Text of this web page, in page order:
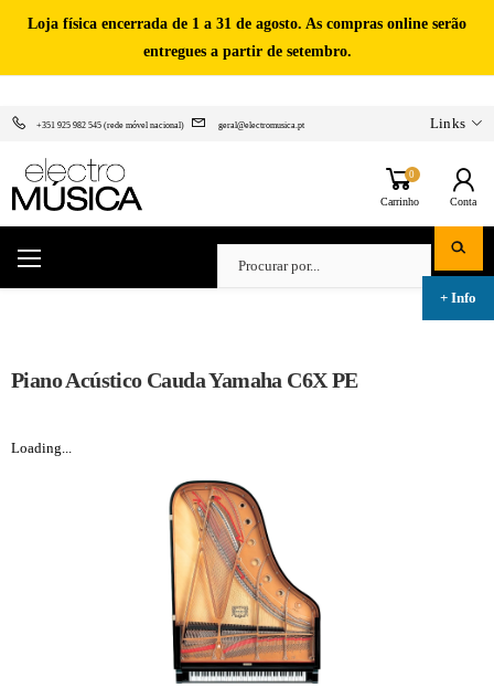
Loja física encerrada de 1 a 31 de agosto. As compras online serão
entregues a partir de setembro.
+351 925 982 545 (rede móvel nacional) geral@electromusica.pt Links
0
Carrinho Conta
Piano Acústico Cauda Yamaha C6X PE
Loading...